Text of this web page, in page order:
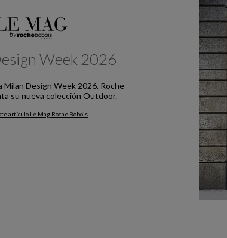
Week 2026
Milan Design Week 2026, Roche
su nueva colección Outdoor.
artículo Le Mag Roche Bobois
Milan Design Week 2026